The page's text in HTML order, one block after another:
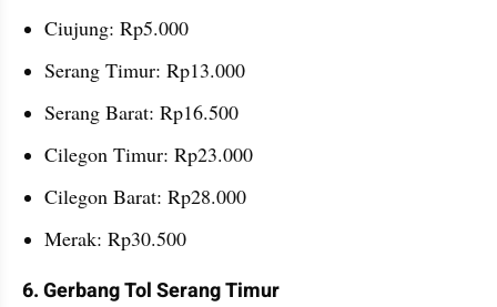
Ciujung: Rp5.000
Serang Timur: Rp13.000
Serang Barat: Rp16.500
Cilegon Timur: Rp23.000
Cilegon Barat: Rp28.000
Merak: Rp30.500
6. Gerbang Tol Serang Timur